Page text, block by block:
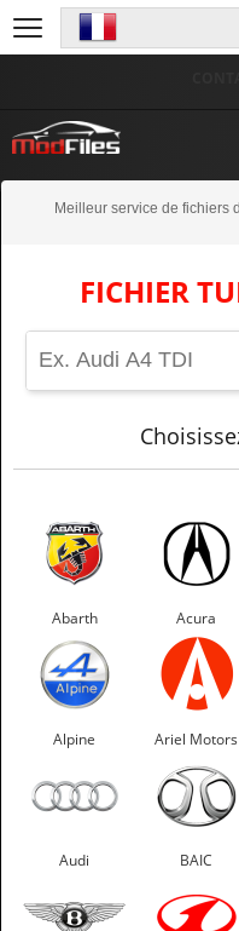
Meilleur service de fichiers
Fichiers Tuning Haute
FICHIER
Abarth Acura
Alpine Ariel Motors
Audi BAIC